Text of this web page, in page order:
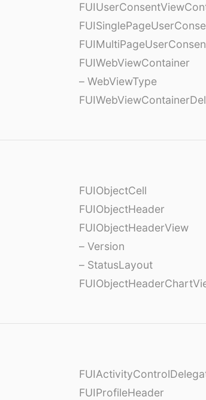
FUIWebViewContainer
– WebViewType
FUIObjectCell
FUIObjectHeader
FUIObjectHeaderView
– Version
– StatusLayout
FUIProfileHeader